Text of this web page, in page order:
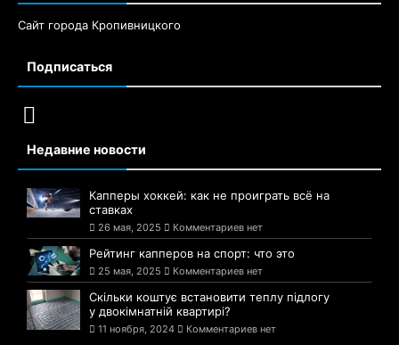
Сайт города Кропивницкого
Подписаться
Недавние новости
Капперы хоккей: как не проиграть всё на
ставках
26 мая, 2025 Комментариев нет
Рейтинг капперов на спорт: что это
25 мая, 2025 Комментариев нет
Скільки коштує встановити теплу підлогу
у двокімнатній квартирі?
11 ноября, 2024 Комментариев нет